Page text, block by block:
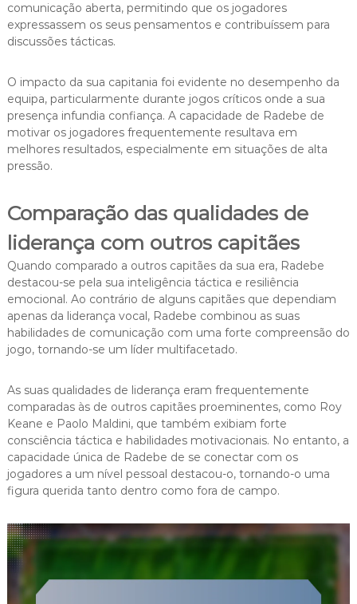
comunicação aberta, permitindo que os jogadores
expressassem os seus pensamentos e contribuíssem para
discussões tácticas.
O impacto da sua capitania foi evidente no desempenho da
equipa, particularmente durante jogos críticos onde a sua
presença infundia confiança. A capacidade de Radebe de
motivar os jogadores frequentemente resultava em
melhores resultados, especialmente em situações de alta
pressão.
Comparação das qualidades de
liderança com outros capitães
Quando comparado a outros capitães da sua era, Radebe
destacou-se pela sua inteligência táctica e resiliência
emocional. Ao contrário de alguns capitães que dependiam
apenas da liderança vocal, Radebe combinou as suas
habilidades de comunicação com uma forte compreensão do
jogo, tornando-se um líder multifacetado.
As suas qualidades de liderança eram frequentemente
comparadas às de outros capitães proeminentes, como Roy
Keane e Paolo Maldini, que também exibiam forte
consciência táctica e habilidades motivacionais. No entanto, a
capacidade única de Radebe de se conectar com os
jogadores a um nível pessoal destacou-o, tornando-o uma
figura querida tanto dentro como fora de campo.